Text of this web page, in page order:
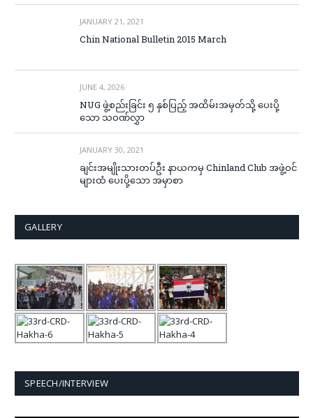
JANUARY 21, 2021
Chin National Bulletin 2015 March
JUNE 4, 2026
NUG ဖွဲ့စည်းခြင်း ၅ နှစ်ပြည့် အထိမ်းအမှတ်သို့ ပေးပို့
သော သဝဏ်လွှာ
JANUARY 30, 2021
ချင်းအမျိုးသားတပ်ဦး နာယကမှ Chinland Club အဖွဲ့ဝင်
များထံ ပေးပို့သော အမှာစာ
GALLERY
SPEECH/INTERVIEW